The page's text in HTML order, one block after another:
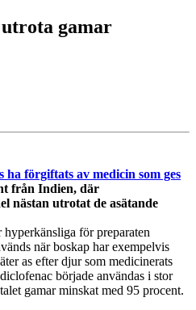
gamar
ha förgiftats av medicin som ges
från Indien, där
nästan utrotat de asätande
för preparaten
när boskap har exempelvis
as efter djur som medicinerats
började användas i stor
gamar minskat med 95 procent.